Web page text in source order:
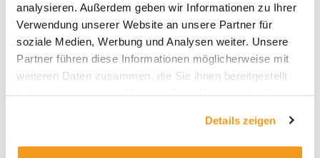
analysieren. Außerdem geben wir Informationen zu Ihrer
Verwendung unserer Website an unsere Partner für
soziale Medien, Werbung und Analysen weiter. Unsere
Partner führen diese Informationen möglicherweise mit
weiteren Daten zusammen, die Sie ihnen bereitgestellt
Details zeigen
2024
2023
2022
2021
2018